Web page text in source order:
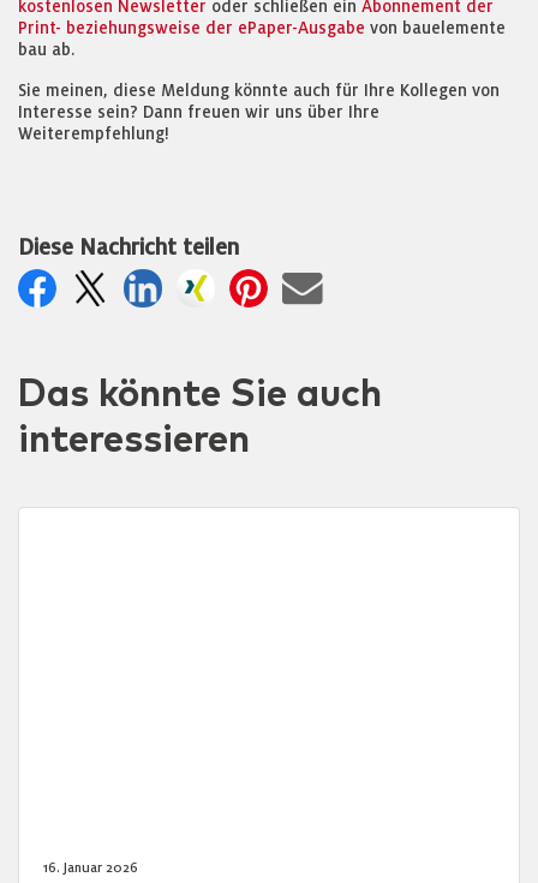
kostenlosen Newsletter oder schließen ein Abonnement der
Print- beziehungsweise der ePaper-Ausgabe von bauelemente
bau ab.
Sie meinen, diese Meldung könnte auch für Ihre Kollegen von
Interesse sein? Dann freuen wir uns über Ihre
Weiterempfehlung!
Diese Nachricht teilen
Das könnte Sie auch
interessieren
16. Januar 2026